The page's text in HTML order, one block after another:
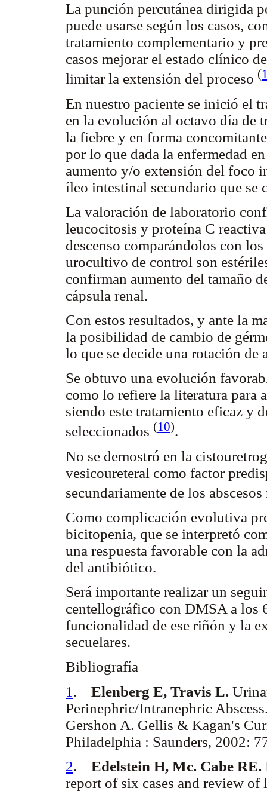
La punción percutánea dirigida
puede usarse según los casos,
tratamiento complementario y
casos mejorar el estado clínico
limitar la extensión del proceso (
En nuestro paciente se inició el
en la evolución al octavo día de
la fiebre y en forma
por lo que dada la enfermedad
aumento y/o extensión del foco
íleo intestinal secundario que se
La valoración de laboratorio
leucocitosis y proteína C
descenso comparándolos con
urocultivo de control son
confirman aumento del tamaño
cápsula renal.
Con estos resultados, y ante la
la posibilidad de cambio de
lo que se decide una rotación
Se obtuvo una evolución
como lo refiere la literatura para
siendo este tratamiento eficaz y
seleccionados (10).
No se demostró en la
vesicoureteral como factor
secundariamente de los
Como complicación evolutiva
bicitopenia, que se interpretó
una respuesta favorable con la
del antibiótico.
Será importante realizar un
centellográfico con DMSA a los
funcionalidad de ese riñón y la
secuelares.
Bibliografía
1 . Elenberg E, Travis L.
Perinephric/Intranephric
Gershon A. Gellis & Kagan's
Philadelphia : Saunders, 2002:
2. Edelstein H, Mc. Cabe RE.
report of six cases and review